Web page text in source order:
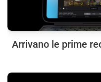
Arrivano le prime